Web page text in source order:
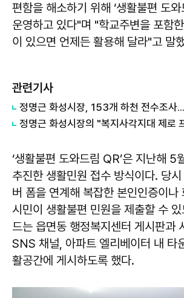
편함을 해소하기 위해 ‘생활불편 도
운영하고 있다"며 "학교주변을 포함
이 있으면 언제든 활용해 달라"고 말
관련기사
정명근 화성시장의 "복지사각지대 제로
‘생활불편 도와드림 QR’은 지난해 5
추진한 생활민원 접수 방식이다. 당시
버 폼을 연계해 복잡한 본인인증이나
시민이 생활불편 민원을 제출할 수
드는 읍면동 행정복지센터 게시판과
SNS 채널, 아파트 엘리베이터 내 타
활공간에 게시하도록 했다.